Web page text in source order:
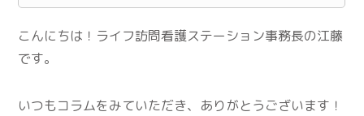
こんにちは！ライフ訪問看護ステーション事務長の江藤
です。
いつもコラムをみていただき、ありがとうございます！